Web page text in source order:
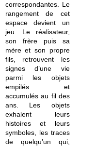
correspondantes. Le
rangement de cet
espace devient un
jeu. Le réalisateur,
son frère puis sa
mère et son propre
fils, retrouvent les
signes d’une vie
parmi les objets
empilés et
accumulés au fil des
ans. Les objets
exhalent leurs
histoires et leurs
symboles, les traces
de quelqu’un qui,